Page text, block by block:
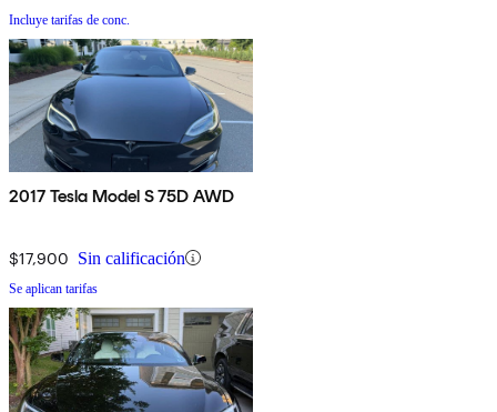
Incluye tarifas de conc.
2017 Tesla Model S 75D AWD
$17,900 Sin calificación
Se aplican tarifas